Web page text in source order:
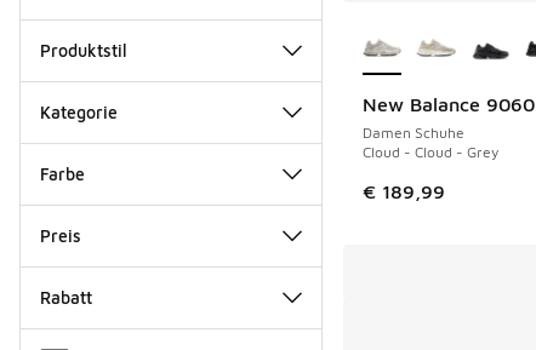
Produktstil
Kategorie
Farbe
Preis
Rabatt
New Balance 9060
Damen Schuhe
Cloud - Cloud - Grey
€ 189,99